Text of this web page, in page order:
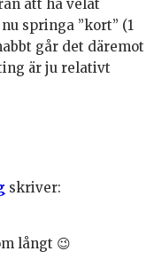
att ha velat
springa ”kort” (1
går det däremot
är ju relativt
skriver:
långt 😉